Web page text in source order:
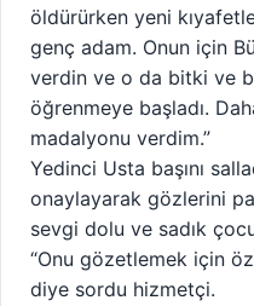
öldürürken yeni
genç adam. Onun için
verdin ve o da bitki ve
öğrenmeye başladı.
madalyonu verdim.”
Yedinci Usta başını
onaylayarak gözlerini
sevgi dolu ve sadık
“Onu gözetlemek için
diye sordu hizmetçi.